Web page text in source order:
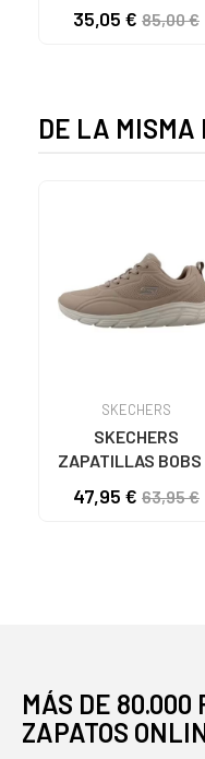
C0531 BLACK-
35,05 € 85,00 €
DE LA MISMA
SKECHERS
SKECHERS
ZAPATILLAS BOBS B
TAN 117715
47,95 € 63,95 €
MÁS DE 80.000
ZAPATOS